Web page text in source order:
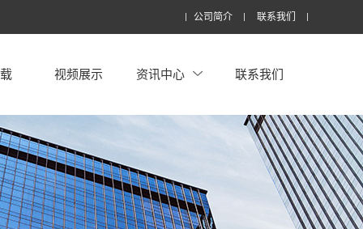
公司简介 联系我们
视频展示 资讯中心 联系我们